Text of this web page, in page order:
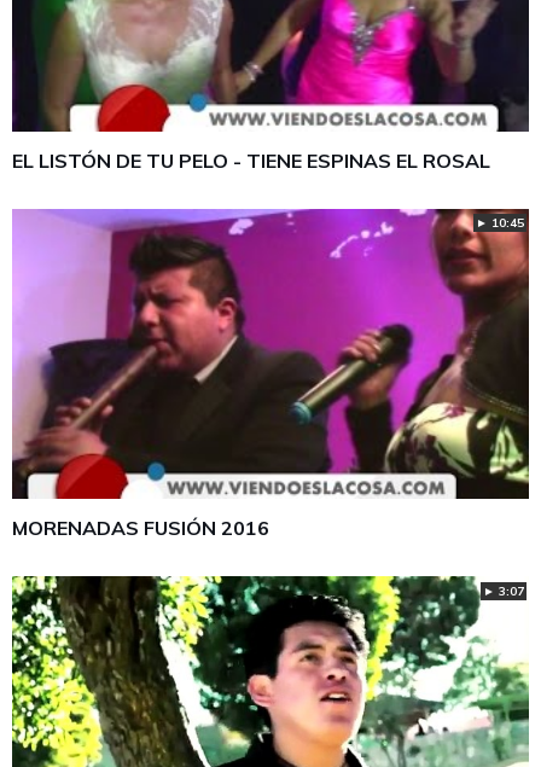
EL LISTÓN DE TU PELO - TIENE ESPINAS EL ROSAL
► 10:45
MORENADAS FUSIÓN 2016
► 3:07